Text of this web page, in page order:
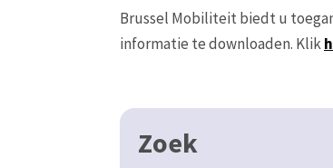
Brussel Mobiliteit biedt u
informatie te downloaden. Klik
Zoek